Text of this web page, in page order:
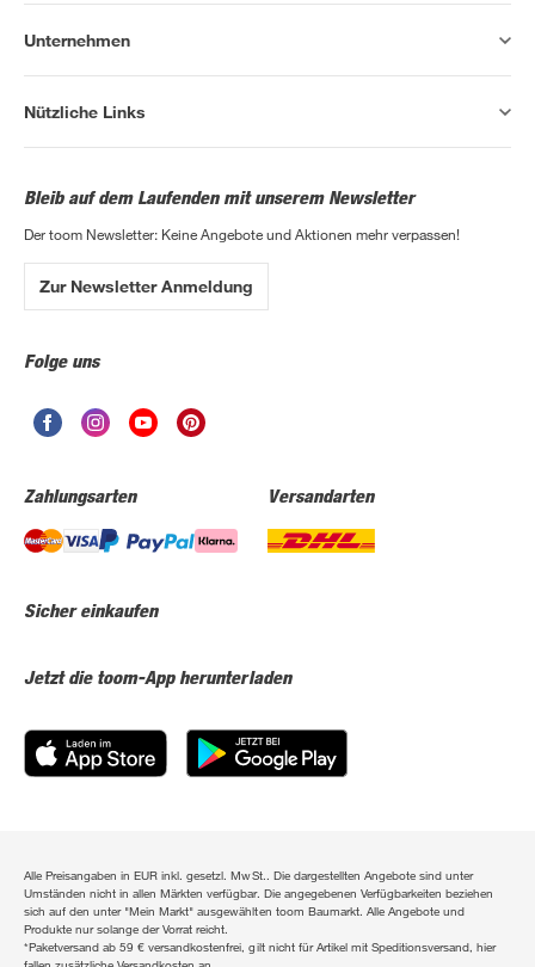
Unternehmen
Nützliche Links
Bleib auf dem Laufenden mit unserem Newsletter
Der toom Newsletter: Keine Angebote und Aktionen mehr verpassen!
Zur Newsletter Anmeldung
Folge uns
Zahlungsarten Versandarten
Sicher einkaufen
Jetzt die toom-App herunterladen
Alle Preisangaben in EUR inkl. gesetzl. MwSt.. Die dargestellten Angebote sind unter
Umständen nicht in allen Märkten verfügbar. Die angegebenen Verfügbarkeiten beziehen
sich auf den unter "Mein Markt" ausgewählten toom Baumarkt. Alle Angebote und
Produkte nur solange der Vorrat reicht.
*Paketversand ab 59 € versandkostenfrei, gilt nicht für Artikel mit Speditionsversand, hier